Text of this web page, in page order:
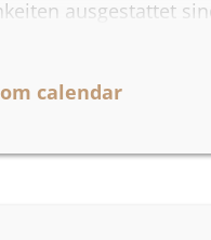
ausgestattet
Doppelbett für einen
Ihr Komfort
erhöht.
calendar